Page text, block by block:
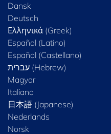
Dansk
Deutsch
Ελληνικά (Greek)
Español (Latino)
Español (Castellano)
Magyar
Italiano
日本語 (Japanese)
Nederlands
Norsk